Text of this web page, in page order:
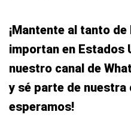
¡Mantente al tanto
importan en
nuestro canal de
y sé parte de nuestra
esperamos!